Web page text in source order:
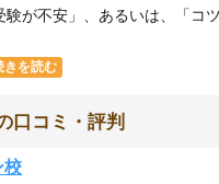
が不安」、あるいは、「
きを読む
口コミ・評判
校